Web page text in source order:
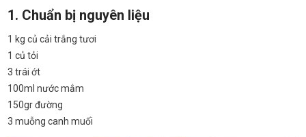
1. Chuẩn bị nguyên liệu
1 kg củ cải trắng tươi
1 củ tỏi
3 trái ớt
100ml nước mắm
150gr đường
3 muỗng canh muối